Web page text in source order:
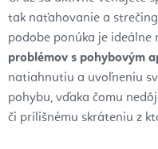
tak naťahovanie a
podobe ponúka je ideálne
problémov s pohybovým
natiahnutiu a uvoľneniu
pohybu, vďaka čomu
či prílišnému skráteniu z